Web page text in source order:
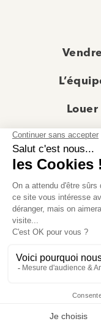
Vendre
Louer
© Moriss
Politique de